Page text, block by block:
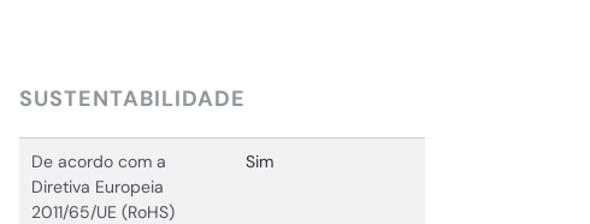
SUSTENTABILIDADE
De acordo com a
Diretiva Europeia
2011/65/UE (RoHS)
Sim